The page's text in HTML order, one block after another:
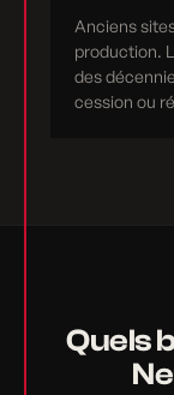
Anciens
production.
des
cession ou
Quels